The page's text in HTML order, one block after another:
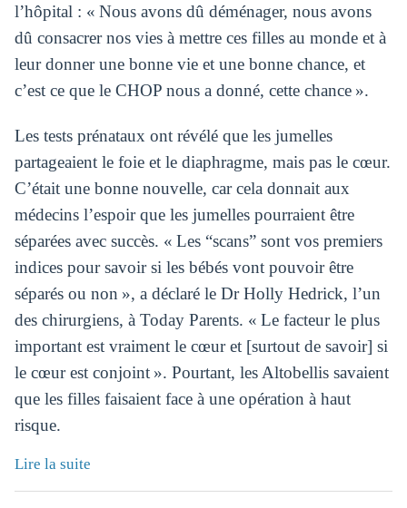
l’hôpital : « Nous avons dû déménager, nous avons
dû consacrer nos vies à mettre ces filles au monde et à
leur donner une bonne vie et une bonne chance, et
c’est ce que le CHOP nous a donné, cette chance ».
Les tests prénataux ont révélé que les jumelles
partageaient le foie et le diaphragme, mais pas le cœur.
C’était une bonne nouvelle, car cela donnait aux
médecins l’espoir que les jumelles pourraient être
séparées avec succès. « Les “scans” sont vos premiers
indices pour savoir si les bébés vont pouvoir être
séparés ou non », a déclaré le Dr Holly Hedrick, l’un
des chirurgiens, à Today Parents. « Le facteur le plus
important est vraiment le cœur et [surtout de savoir] si
le cœur est conjoint ». Pourtant, les Altobellis savaient
que les filles faisaient face à une opération à haut
risque.
Lire la suite